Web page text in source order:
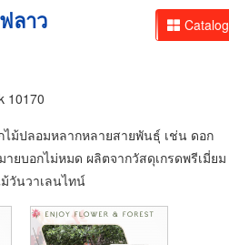
Catalog
ลาว
10170
ไม้ปลอมหลากหลายสายพันธุ์ เช่น ดอก
บอกไม่หมด ผลิตจากวัสดุเกรดพรีเมี่ยม
วันวาเลนไทน์